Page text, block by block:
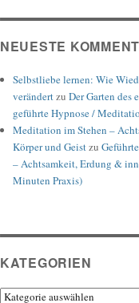
NEUESTE
Selbstliebe lernen: Wie
verändertzuDer Garten des
geführte Hypnose /
Meditation im Stehen –
Körper und Geistzu
– Achtsamkeit, Erdung &
Minuten Praxis)
KATEGORIEN
Kategorien